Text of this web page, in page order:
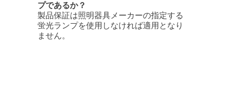
プであるか？
製品保証は照明器具メーカーの指定する
蛍光ランプを使用しなければ適用となり
ません。